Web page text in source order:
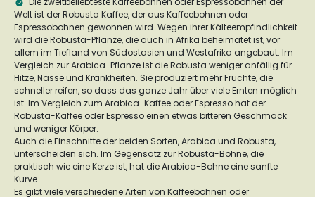
Welt ist der Robusta Kaffee, der aus Kaffeebohnen oder
Espressobohnen gewonnen wird. Wegen ihrer Kälteempfindlichkeit
wird die Robusta-Pflanze, die auch in Afrika beheimatet ist, vor
allem im Tiefland von Südostasien und Westafrika angebaut. Im
Vergleich zur Arabica-Pflanze ist die Robusta weniger anfällig für
Hitze, Nässe und Krankheiten. Sie produziert mehr Früchte, die
schneller reifen, so dass das ganze Jahr über viele Ernten möglich
ist. Im Vergleich zum Arabica-Kaffee oder Espresso hat der
Robusta-Kaffee oder Espresso einen etwas bitteren Geschmack
und weniger Körper.
Auch die Einschnitte der beiden Sorten, Arabica und Robusta,
unterscheiden sich. Im Gegensatz zur Robusta-Bohne, die
praktisch wie eine Kerze ist, hat die Arabica-Bohne eine sanfte
Kurve.
Es gibt viele verschiedene Arten von Kaffeebohnen oder